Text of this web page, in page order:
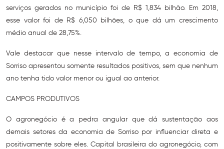
serviços gerados no município foi de R$ 1,834 bilhão. Em 2018,
esse valor foi de R$ 6,050 bilhões, o que dá um crescimento
médio anual de 28,75%.
Vale destacar que nesse intervalo de tempo, a economia de
Sorriso apresentou somente resultados positivos, sem que nenhum
ano tenha tido valor menor ou igual ao anterior.
CAMPOS PRODUTIVOS
O agronegócio é a pedra angular que dá sustentação aos
demais setores da economia de Sorriso por influenciar direta e
positivamente sobre eles. Capital brasileira do agronegócio, com